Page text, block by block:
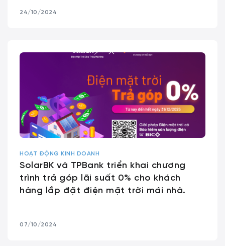
24/10/2024
HOẠT ĐỘNG KINH DOANH
SolarBK và TPBank triển khai chương
trình trả góp lãi suất 0% cho khách
hàng lắp đặt điện mặt trời mái nhà.
07/10/2024